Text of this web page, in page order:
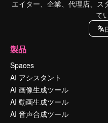
エイター、企業、代理店、ス
て
製品
Spaces
AI アシスタント
AI 画像生成ツール
AI 動画生成ツール
AI 音声合成ツール